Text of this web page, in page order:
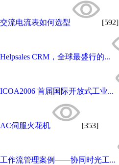
交流电流表如何选型 [592]
Helpsales CRM，全球最盛行的...
ICOA2006 首届国际开放式工业...
AC伺服火花机 [353]
工作流管理案例——协同时光工...